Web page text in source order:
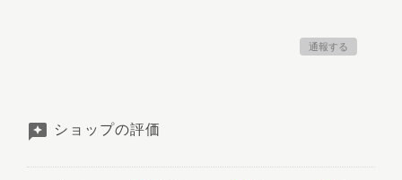
通報する
ショップの評価